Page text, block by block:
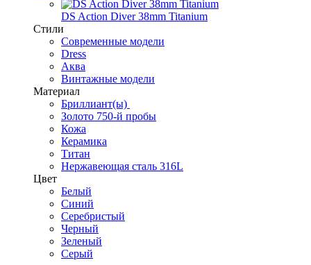
DS Action Diver 38mm Titanium
Стили
Современные модели
Dress
Аква
Винтажные модели
Материал
Бриллиант(ы)
Золото 750-й пробы
Кожа
Керамика
Титан
Нержавеющая сталь 316L
Цвет
Белый
Синий
Серебристый
Черный
Зеленый
Серый